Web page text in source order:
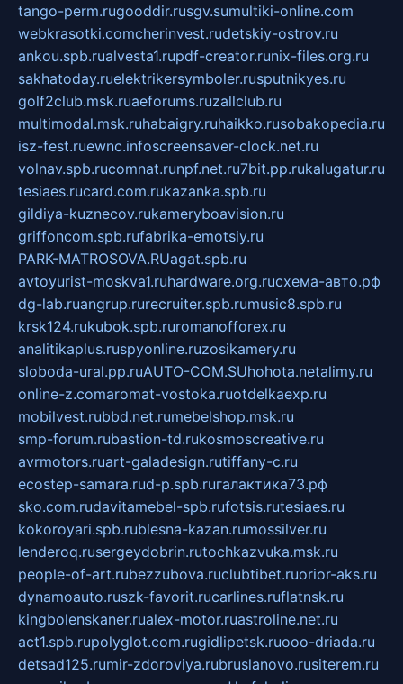
tango-perm.rugooddir.rusgv.sumultiki-online.com
webkrasotki.comcherinvest.rudetskiy-ostrov.ru
ankou.spb.rualvesta1.rupdf-creator.runix-files.org.ru
sakhatoday.ruelektrikersymboler.rusputnikyes.ru
golf2club.msk.ruaeforums.ruzallclub.ru
multimodal.msk.ruhabaigry.ruhaikko.rusobakopedia.ru
isz-fest.ruewnc.infoscreensaver-clock.net.ru
volnav.spb.rucomnat.runpf.net.ru7bit.pp.rukalugatur.ru
tesiaes.rucard.com.rukazanka.spb.ru
gildiya-kuznecov.rukameryboavision.ru
griffoncom.spb.rufabrika-emotsiy.ru
PARK-MATROSOVA.RUagat.spb.ru
avtoyurist-moskva1.ruhardware.org.ruсхема-авто.рф
dg-lab.ruangrup.rurecruiter.spb.rumusic8.spb.ru
krsk124.rukubok.spb.ruromanofforex.ru
analitikaplus.ruspyonline.ruzosikamery.ru
sloboda-ural.pp.ruAUTO-COM.SUhohota.netalimy.ru
online-z.comaromat-vostoka.ruotdelkaexp.ru
mobilvest.rubbd.net.rumebelshop.msk.ru
smp-forum.rubastion-td.rukosmoscreative.ru
avrmotors.ruart-galadesign.rutiffany-c.ru
ecostep-samara.rud-p.spb.ruгалактика73.рф
sko.com.rudavitamebel-spb.rufotsis.rutesiaes.ru
kokoroyari.spb.rublesna-kazan.rumossilver.ru
lenderoq.rusergeydobrin.rutochkazvuka.msk.ru
people-of-art.rubezzubova.ruclubtibet.ruorior-aks.ru
dynamoauto.ruszk-favorit.rucarlines.ruflatnsk.ru
kingbolenskaner.rualex-motor.ruastroline.net.ru
act1.spb.rupolyglot.com.rugidlipetsk.ruooo-driada.ru
detsad125.rumir-zdoroviya.rubruslanovo.rusiterem.ru